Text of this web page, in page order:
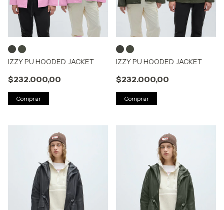
IZZY PU HOODED JACKET
$232.000,00
Comprar
IZZY PU HOODED JACKET
$232.000,00
Comprar